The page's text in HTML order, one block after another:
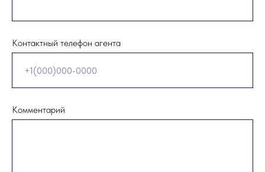
Контактный телефон агента
Комментарий